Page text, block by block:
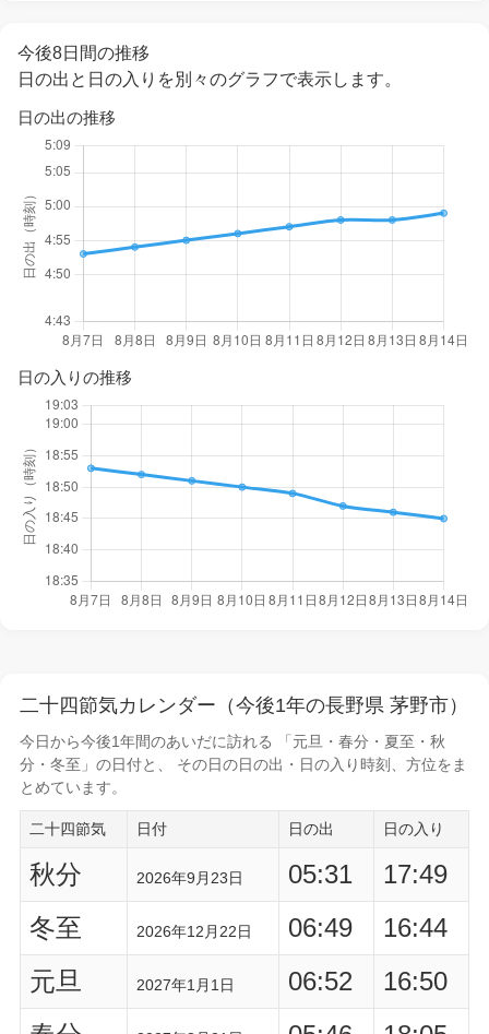
今後8日間の推移
日の出と日の入りを別々のグラフで表示します。
日の出の推移
日の入りの推移
二十四節気カレンダー（今後1年の長野県 茅野市）
今日から今後1年間のあいだに訪れる 「元旦・春分・夏至・秋
分・冬至」の日付と、 その日の日の出・日の入り時刻
、方位をま
とめています。
二十四節気 日付 日の出 日の入り
秋分 2026年9月23日 05:31
17:49
冬至
2026年12月22日 06:49
16:44
元旦
2027年1月1日 06:52
16:50